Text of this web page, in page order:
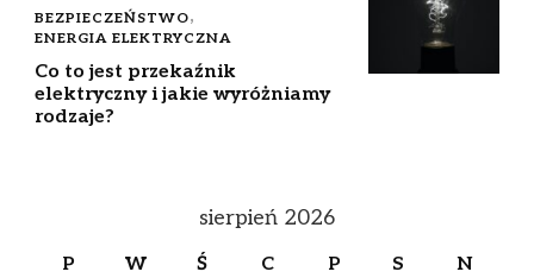
BEZPIECZEŃSTWO
ENERGIA ELEKTRYCZNA
Co to jest przekaźnik
elektryczny i jakie wyróżniamy
rodzaje?
sierpień 2026
P W Ś C P S N